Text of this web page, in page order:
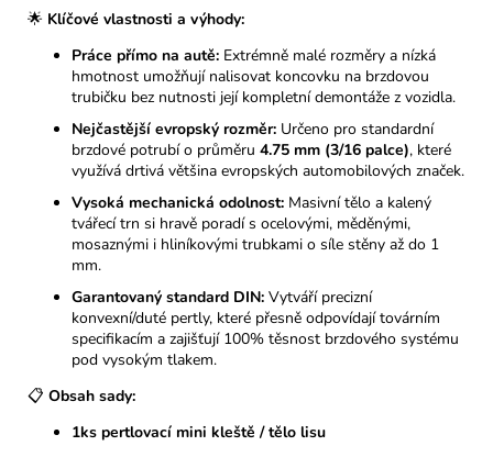
🌟 Klíčové vlastnosti a výhody:
Práce přímo na autě: Extrémně malé rozměry a nízká
hmotnost umožňují nalisovat koncovku na brzdovou
trubičku bez nutnosti její kompletní demontáže z vozidla.
Nejčastější evropský rozměr: Určeno pro standardní
brzdové potrubí o průměru 4.75 mm (3/16 palce), které
využívá drtivá většina evropských automobilových značek.
Vysoká mechanická odolnost: Masivní tělo a kalený
tvářecí trn si hravě poradí s ocelovými, měděnými,
mosaznými i hliníkovými trubkami o síle stěny až do 1
mm.
Garantovaný standard DIN: Vytváří precizní
konvexní/duté pertly, které přesně odpovídají továrním
specifikacím a zajišťují 100% těsnost brzdového systému
pod vysokým tlakem.
📋 Obsah sady:
1ks pertlovací mini kleště / tělo lisu